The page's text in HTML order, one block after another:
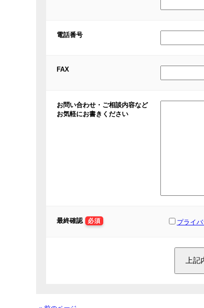
電話番号
FAX
お問い合わせ・ご相談内容など
お気軽にお書きください
最終確認 必須 プライ